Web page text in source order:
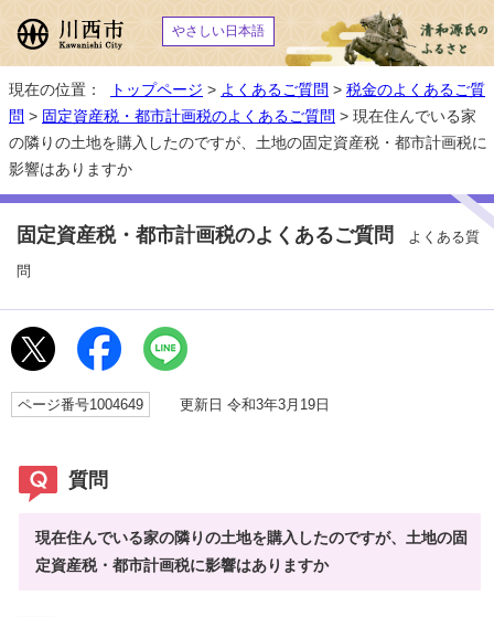
やさしい日本語
現在の位置： トップページ > よくあるご質問 > 税金のよくあるご質
問 > 固定資産税・都市計画税のよくあるご質問 > 現在住んでいる家
の隣りの土地を購入したのですが、土地の固定資産税・都市計画税に
影響はありますか
固定資産税・都市計画税のよくあるご質問 よくある質
問
ページ番号1004649 更新日 令和3年3月19日
質問
現在住んでいる家の隣りの土地を購入したのですが、土地の固
定資産税・都市計画税に影響はありますか